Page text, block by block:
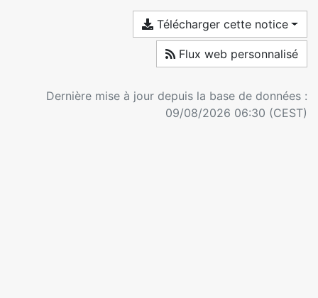
Télécharger cette notice
Flux web personnalisé
Dernière mise à jour depuis la base de données :
09/08/2026 06:30 (CEST)